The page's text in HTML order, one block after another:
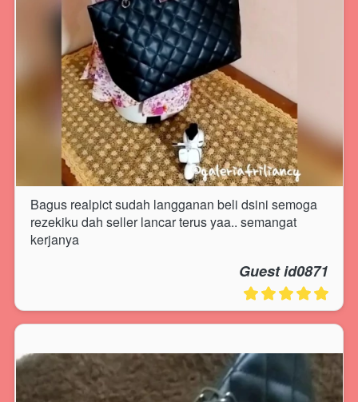
Bagus realpict sudah langganan beli dsini semoga
rezekiku dah seller lancar terus yaa.. semangat
kerjanya
Guest id0871